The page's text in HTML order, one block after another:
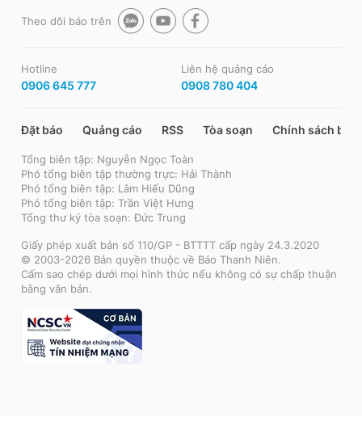
Theo dõi báo trên
Hotline
0906 645 777
Liên hệ quảng cáo
0908 780 404
Đặt báo Quảng cáo RSS Tòa soạn Chính sách bảo
Tổng biên tập: Nguyễn Ngọc Toàn
Phó tổng biên tập thường trực: Hải Thành
Phó tổng biên tập: Lâm Hiếu Dũng
Phó tổng biên tập: Trần Việt Hưng
Tổng thư ký tòa soạn: Đức Trung
Giấy phép xuất bản số 110/GP - BTTTT cấp ngày 24.3.2020
© 2003-2026 Bản quyền thuộc về Báo Thanh Niên.
Cấm sao chép dưới mọi hình thức nếu không có sự chấp thuận
bằng văn bản.